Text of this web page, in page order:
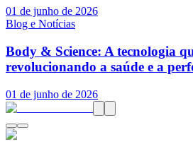
01 de junho de 2026
Blog e Notícias
Body & Science: A tecnologia
revolucionando a saúde e a
01 de junho de 2026